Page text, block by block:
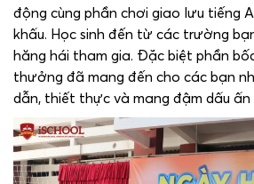
động cùng phần chơi giao lưu tiếng
khấu. Học sinh đến từ các trường
hăng hái tham gia. Đặc biệt phần
thưởng đã mang đến cho các bạn
dẫn, thiết thực và mang đậm dấu ấn